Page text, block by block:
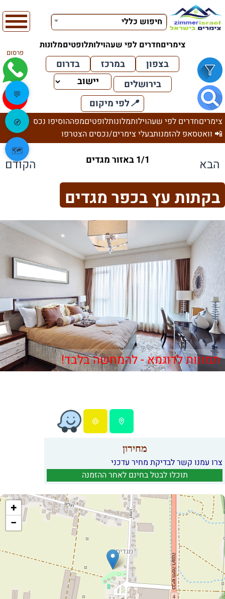
חיפוש כללי
צימריםחדרים לפי שעהוילותלופטיםמלונות
פרסום
בצפון במרכז
בדרום
בירושלים
📍לפי מיקום
צימריםחדרים לפי שעהוילותמלונותלופטיםמפההוסיפו נכס
📲 וואטסאפ להזמנותבעלי צימרים/נכסים הצטרפו
הבא 1/1 באזור מגדים הקודם
בקתות עץ בכפר מגדים
תמונות לדוגמא - להמחשה בלבד!
מחירון
צרו עמנו קשר לבדיקת מחיר עדכני
תוכלו לבטל בחינם לאחר ההזמנה
+
−
💬
🧭
🗺️